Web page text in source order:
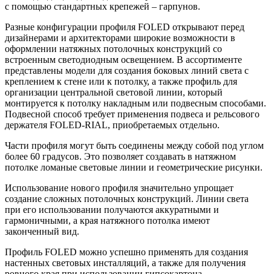
с помощью стандартных крепежей – гарпунов.
Разные конфигурации профиля FOLED открывают перед
дизайнерами и архитекторами широкие возможности в
оформлении натяжных потолочных конструкций со
встроенным светодиодным освещением. В ассортименте
представлены модели для создания боковых линий света с
креплением к стене или к потолку, а также профиль для
организации центральной световой линии, который
монтируется к потолку накладным или подвесным способами.
Подвесной способ требует применения подвеса и рельсового
держателя FOLED-RIAL, приобретаемых отдельно.
Части профиля могут быть соединены между собой под углом
более 60 градусов. Это позволяет создавать в натяжном
потолке ломаные световые линии и геометрические рисунки.
Использование нового профиля значительно упрощает
создание сложных потолочных конструкций. Линии света
при его использовании получаются аккуратными и
гармоничными, а края натяжного потолка имеют
законченный вид.
Профиль FOLED можно успешно применять для создания
настенных световых инсталляций, а также для получения